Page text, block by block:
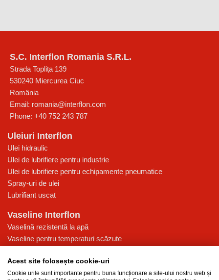
S.C. Interflon Romania S.R.L.
Strada Toplița 139
530240 Miercurea Ciuc
România
Email: romania@interflon.com
Phone: +40 752 243 787
Uleiuri Interflon
Ulei hidraulic
Ulei de lubrifiere pentru industrie
Ulei de lubrifiere pentru echipamente pneumatice
Spray-uri de ulei
Lubrifiant uscat
Vaseline Interflon
Vaselină rezistentă la apă
Vaseline pentru temperaturi scăzute
Vaselină multi-funcțională pentru lubrifiere
Acest site folosește cookie-uri
Cookie urile sunt importante pentru buna funcționare a site-ului nostru web și